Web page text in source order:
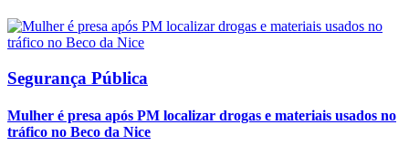
Segurança Pública
Mulher é presa após PM localizar drogas e materiais usados no
tráfico no Beco da Nice